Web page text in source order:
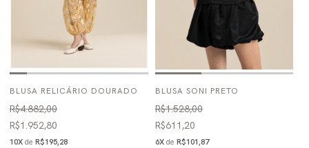
BLUSA RELICÁRIO DOURADO
R$4.882,00
R$1.952,80
10X de R$195,28
BLUSA SONI PRETO
R$1.528,00
R$611,20
6X de R$101,87